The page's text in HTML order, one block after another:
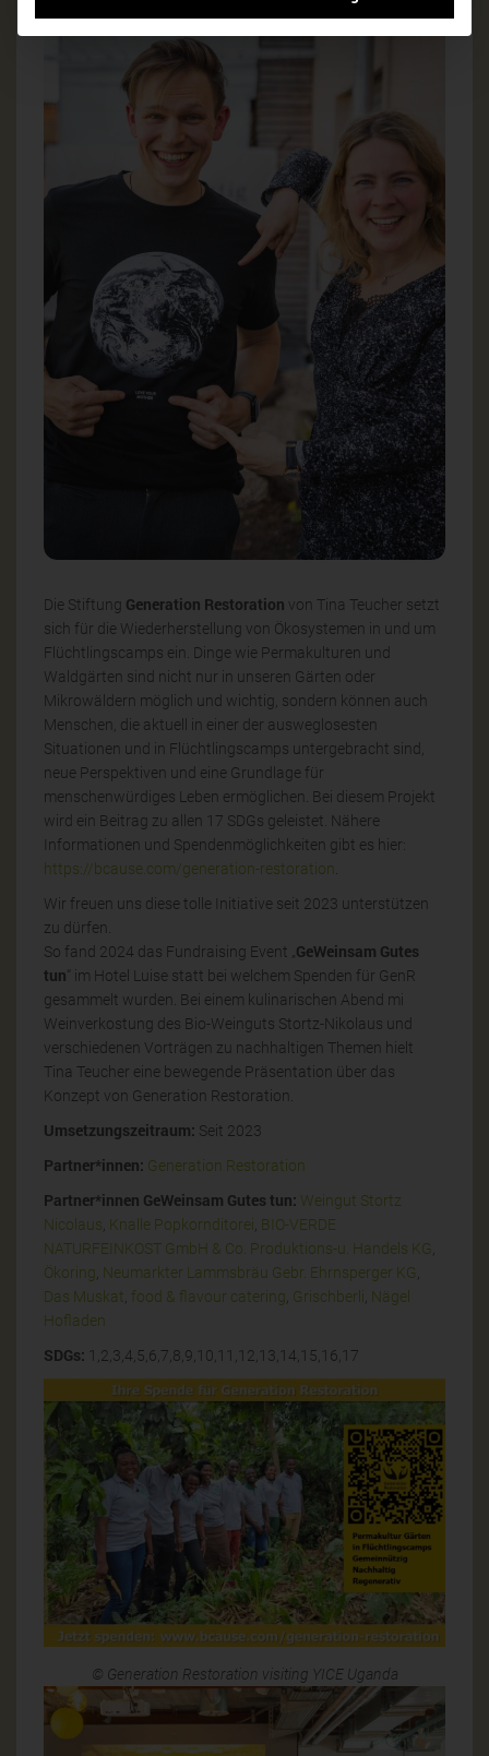
Die Stiftung Generation Restoration von Tina Teucher setzt
sich für die Wiederherstellung von Ökosystemen in und um
Flüchtlingscamps ein. Dinge wie Permakulturen und
Waldgärten sind nicht nur in unseren Gärten oder
Mikrowäldern möglich und wichtig, sondern können auch
Menschen, die aktuell in einer der ausweglosesten
Situationen und in Flüchtlingscamps untergebracht sind,
neue Perspektiven und eine Grundlage für
menschenwürdiges Leben ermöglichen. Bei diesem Projekt
wird ein Beitrag zu allen 17 SDGs geleistet. Nähere
Informationen und Spendenmöglichkeiten gibt es hier:
https://bcause.com/generation-restoration
Wir freuen uns diese tolle Initiative seit 2023 unterstützen
zu dürfen.
So fand 2024 das Fundraising Event „GeWeinsam Gutes
tun “ im Hotel Luise statt bei welchem Spenden für GenR
gesammelt wurden. Bei einem kulinarischen Abend mi
Weinverkostung des Bio-Weinguts Stortz-Nikolaus und
verschiedenen Vorträgen zu nachhaltigen Themen hielt
Tina Teucher eine bewegende Präsentation über das
Konzept von Generation Restoration.
Umsetzungszeitraum: Seit 2023
Partner*innen: Generation Restoration
Partner*innen GeWeinsam Gutes tun: Weingut Stortz
Nicolaus Knalle Popkornditorei BIO-VERDE
NATURFEINKOST GmbH & Co. Produktions-u. Handels KG
Ökoring Neumarkter Lammsbräu Gebr. Ehrnsperger KG
Das Muskat food & flavour catering Grischberli Nägel
Hofladen
SDGs: 1,2,3,4,5,6,7,8,9,10,11,12,13,14,15,16,17
© Generation Restoration visiting YICE Uganda